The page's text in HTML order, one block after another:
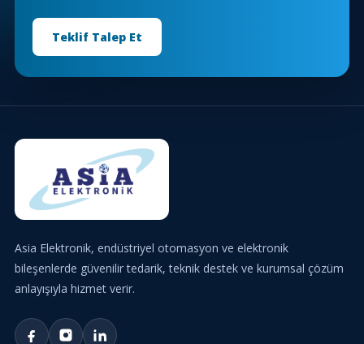
Teklif Talep Et
Asia Elektronik, endüstriyel otomasyon ve elektronik
bileşenlerde güvenilir tedarik, teknik destek ve kurumsal çözüm
anlayışıyla hizmet verir.